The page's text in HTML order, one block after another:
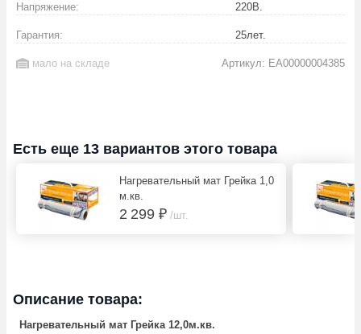
Напряжение: 220В.
Гарантия: 25лет.
мало на складе Артикул: EA00000004385
Есть еще 13 вариантов этого товара
Нагревательный мат Грейка 1,0
м.кв.
2 299 ₽ /шт.
Описание товара:
Нагревательный мат Грейка 12,0м.кв.